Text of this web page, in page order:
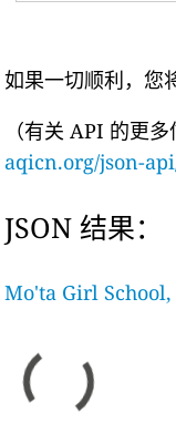
如果一切顺利，您
（有关 API 的更
aqicn.org/json-
JSON 结果：
Mo'ta Girl